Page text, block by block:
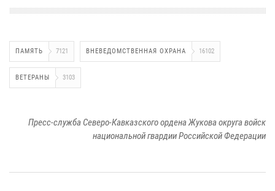
ПАМЯТЬ 7121 ВНЕВЕДОМСТВЕННАЯ ОХРАНА 16102
ВЕТЕРАНЫ 3103
Пресс-служба Северо-Кавказского ордена Жукова округа войск
национальной гвардии Российской Федерации